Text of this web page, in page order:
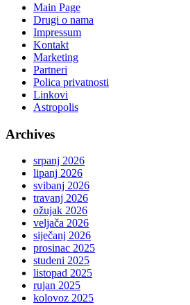
Main Page
Drugi o nama
Impressum
Kontakt
Marketing
Partneri
Polica privatnosti
Linkovi
Astropolis
Archives
srpanj 2026
lipanj 2026
svibanj 2026
travanj 2026
ožujak 2026
veljača 2026
siječanj 2026
prosinac 2025
studeni 2025
listopad 2025
rujan 2025
kolovoz 2025